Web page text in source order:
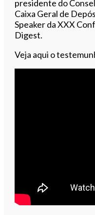
presidente do
Caixa Geral de
Speaker da XXX
Digest.
Veja aqui o